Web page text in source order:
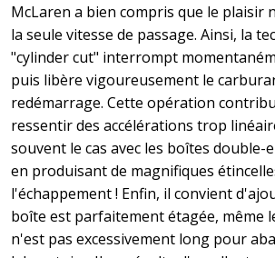
McLaren a bien compris que le plaisir
la seule vitesse de passage. Ainsi, la
"cylinder cut" interrompt
puis libère vigoureusement le
redémarrage. Cette opération
ressentir des accélérations trop
souvent le cas avec les boîtes double-
en produisant de magnifiques
l'échappement ! Enfin, il convient
boîte est parfaitement étagée, même
n'est pas excessivement long pour